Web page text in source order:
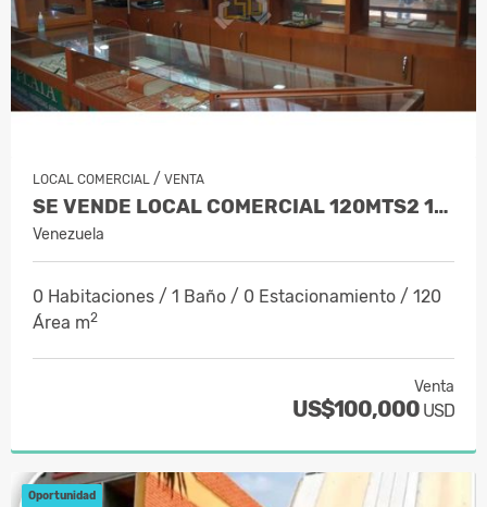
LOCAL COMERCIAL / VENTA
SE VENDE LOCAL COMERCIAL 120MTS2 1B…
Venezuela
0 Habitaciones / 1 Baño / 0 Estacionamiento / 120
Área m2
Venta
US$100,000 USD
Oportunidad